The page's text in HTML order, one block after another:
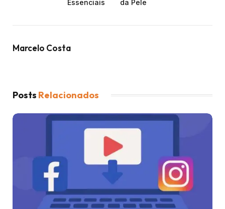
Essenciais
da Pele
Marcelo Costa
Posts Relacionados